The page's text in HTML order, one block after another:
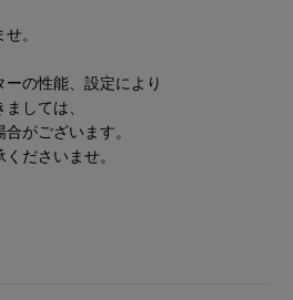
。
の性能、設定により
しては、
がございます。
ださいませ。